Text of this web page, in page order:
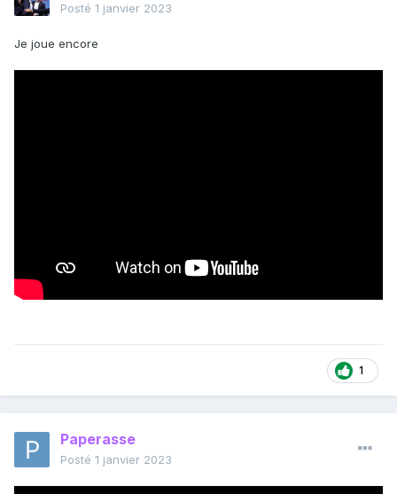
Posté 1 janvier 2023
Je joue encore
1
Paperasse
Posté 1 janvier 2023